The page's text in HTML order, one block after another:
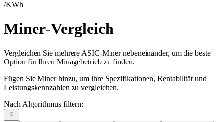
/KWh
Miner-Vergleich
Vergleichen Sie mehrere ASIC-Miner nebeneinander, um die beste
Option für Ihren Minagebetrieb zu finden.
Fügen Sie Miner hinzu, um ihre Spezifikationen, Rentabilität und
Leistungskennzahlen zu vergleichen.
Nach Algorithmus filtern: